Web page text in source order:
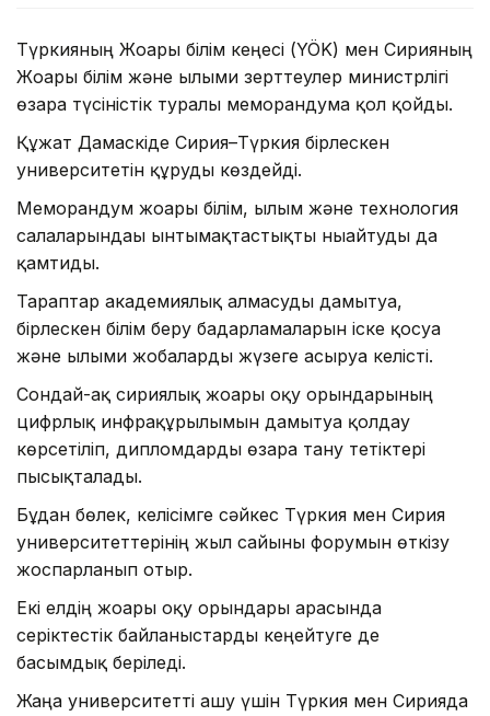
Түркияның Жоғары білім кеңесі (YÖK) мен Сирияның
Жоғары білім және ғылыми зерттеулер министрлігі
өзара түсіністік туралы меморандумға қол қойды.
Құжат Дамаскіде Сирия–Түркия бірлескен
университетін құруды көздейді.
Меморандум жоғары білім, ғылым және технология
салаларындағы ынтымақтастықты нығайтуды да
қамтиды.
Тараптар академиялық алмасуды дамытуға,
бірлескен білім беру бағдарламаларын іске қосуға
және ғылыми жобаларды жүзеге асыруға келісті.
Сондай-ақ сириялық жоғары оқу орындарының
цифрлық инфрақұрылымын дамытуға қолдау
көрсетіліп, дипломдарды өзара тану тетіктері
пысықталады.
Бұдан бөлек, келісімге сәйкес Түркия мен Сирия
университеттерінің жыл сайынғы форумын өткізу
жоспарланып отыр.
Екі елдің жоғары оқу орындары арасында
серіктестік байланыстарды кеңейтуге де
басымдық беріледі.
Жаңа университетті ашу үшін Түркия мен Сирияда